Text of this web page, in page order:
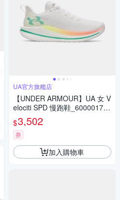
UA官方旗艦店
【UNDER ARMOUR】UA 女 V
elociti SPD 慢跑鞋_6000017-1
04
$3,502
券
加入購物車